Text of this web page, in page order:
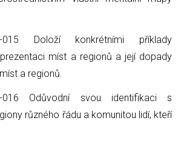
015 Doloží konkrétními příklady
míst a regionů a její dopady
a regionů.
016 Odůvodní svou identifikaci s
různého řádu a komunitou lidí, kteří